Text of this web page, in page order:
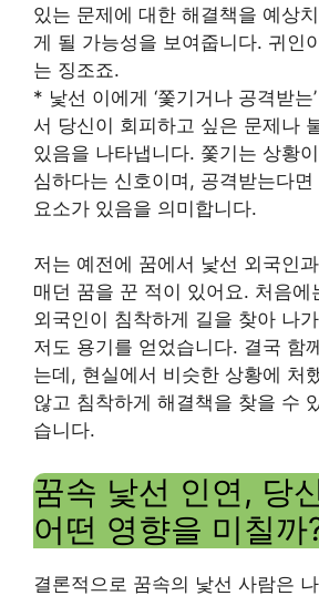
있는 문제에 대한 해결책을 예상
게 될 가능성을 보여줍니다. 귀인
는 징조죠.
* 낯선 이에게 ‘쫓기거나 공격받는
서 당신이 회피하고 싶은 문제나
있음을 나타냅니다. 쫓기는 상황
심하다는 신호이며, 공격받는다
요소가 있음을 의미합니다.
저는 예전에 꿈에서 낯선 외국인
매던 꿈을 꾼 적이 있어요. 처음에
외국인이 침착하게 길을 찾아 나
저도 용기를 얻었습니다. 결국 함
는데, 현실에서 비슷한 상황에 처
않고 침착하게 해결책을 찾을 수
습니다.
꿈속 낯선 인연, 당
어떤 영향을 미칠까
결론적으로 꿈속의 낯선 사람은